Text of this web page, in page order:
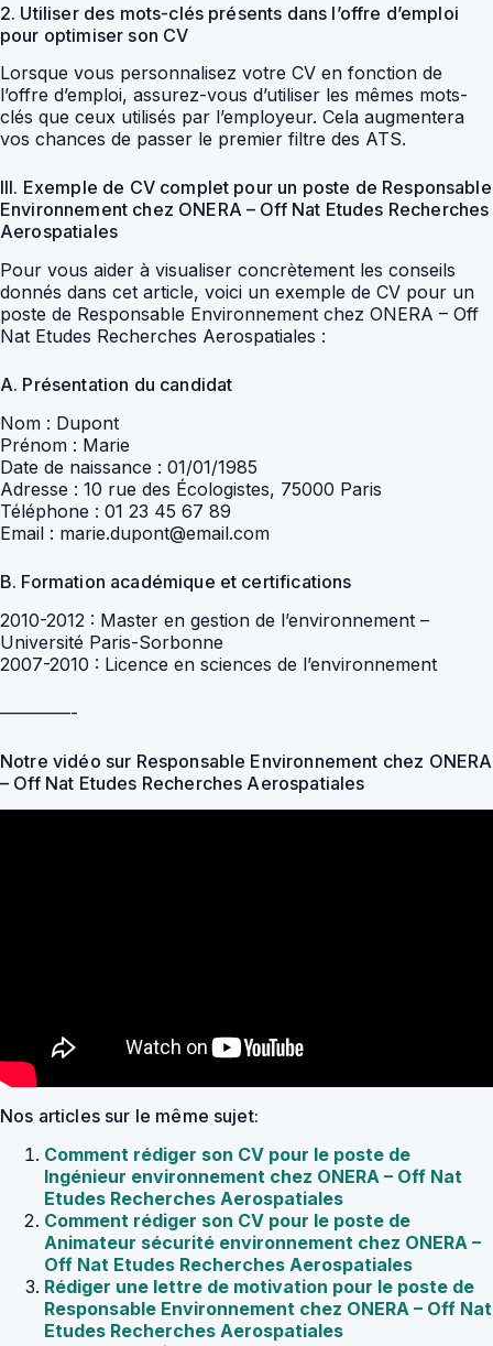
2. Utiliser des mots-clés présents dans l’offre d’emploi
pour optimiser son CV
Lorsque vous personnalisez votre CV en fonction de
l’offre d’emploi, assurez-vous d’utiliser les mêmes mots-
clés que ceux utilisés par l’employeur. Cela augmentera
vos chances de passer le premier filtre des ATS.
III. Exemple de CV complet pour un poste de Responsable
Environnement chez ONERA – Off Nat Etudes Recherches
Aerospatiales
Pour vous aider à visualiser concrètement les conseils
donnés dans cet article, voici un exemple de CV pour un
poste de Responsable Environnement chez ONERA – Off
Nat Etudes Recherches Aerospatiales :
A. Présentation du candidat
Nom : Dupont
Prénom : Marie
Date de naissance : 01/01/1985
Adresse : 10 rue des Écologistes, 75000 Paris
Téléphone : 01 23 45 67 89
Email : marie.dupont@email.com
B. Formation académique et certifications
2010-2012 : Master en gestion de l’environnement –
Université Paris-Sorbonne
2007-2010 : Licence en sciences de l’environnement
————-
Notre vidéo sur Responsable Environnement chez ONERA
– Off Nat Etudes Recherches Aerospatiales
Nos articles sur le même sujet:
Comment rédiger son CV pour le poste de
Ingénieur environnement chez ONERA – Off Nat
Etudes Recherches Aerospatiales
Comment rédiger son CV pour le poste de
Animateur sécurité environnement chez ONERA –
Off Nat Etudes Recherches Aerospatiales
Rédiger une lettre de motivation pour le poste de
Responsable Environnement chez ONERA – Off Nat
Etudes Recherches Aerospatiales